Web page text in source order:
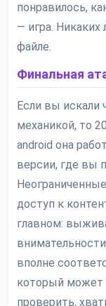
понравилось,
— игра.
файле.
Финальная
Если вы искали
механикой, то
android она
версии, где вы
доступ к
главном:
вполне
который может
проверить,